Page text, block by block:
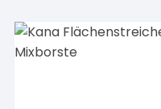
Die